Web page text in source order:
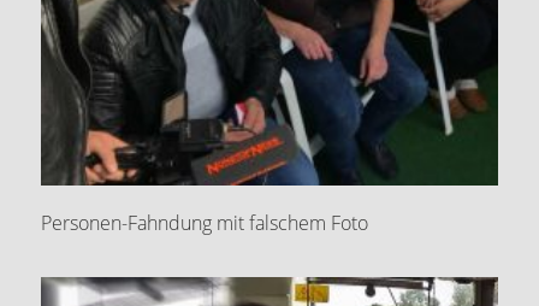
Personen-Fahndung mit falschem Foto